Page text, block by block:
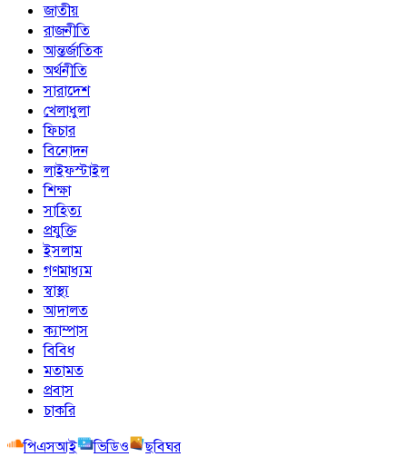
জাতীয়
রাজনীতি
আন্তর্জাতিক
অর্থনীতি
সারাদেশ
খেলাধুলা
ফিচার
বিনোদন
লাইফস্টাইল
শিক্ষা
সাহিত্য
প্রযুক্তি
ইসলাম
গণমাধ্যম
স্বাস্থ্য
আদালত
ক্যাম্পাস
বিবিধ
মতামত
প্রবাস
চাকরি
পিএসআই
ভিডিও
ছবিঘর